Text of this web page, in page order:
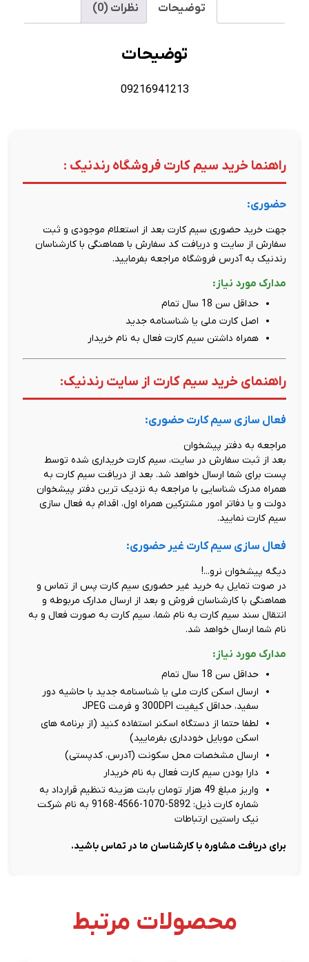
توضیحات نظرات (0)
توضیحات
09216941213
راهنما خرید سیم کارت فروشگاه رندنیک :
حضوری:
جهت خرید حضوری سیم کارت بعد از استعلام موجودی و ثبت
سفارش از سایت و دریافت کد سفارش با هماهنگی با کارشناسان
رندنیک به آدرس فروشگاه مراجعه بفرمایید.
مدارک مورد نیاز:
حداقل سن 18 سال تمام
اصل کارت ملی یا شناسنامه جدید
همراه داشتن سیم کارت فعال به نام خریدار
راهنمای خرید سیم کارت از سایت رندنیک:
فعال سازی سیم کارت حضوری:
مراجعه به دفتر پیشخوان
بعد از ثبت سفارش در سایت، سیم کارت خریداری شده توسط
پست برای شما ارسال خواهد شد. بعد از دریافت سیم کارت به
همراه مدرک شناسایی با مراجعه به نزدیک ترین دفتر پیشخوان
دولت و یا دفاتر امور مشترکین همراه اول، اقدام به فعال سازی
سیم کارت نمایید.
فعال سازی سیم کارت غیر حضوری:
دیگه پیشخوان نرو...!
در صوت تمایل به خرید غیر حضوری سیم کارت پس از تماس و
هماهنگی با کارشناسان فروش و بعد از ارسال مدارک مربوطه و
انتقال سند سیم کارت به نام شما، سیم کارت به صورت فعال و به
نام شما ارسال خواهد شد.
مدارک مورد نیاز:
حداقل سن 18 سال تمام
ارسال اسکن کارت ملی یا شناسنامه جدید با حاشیه دور
سفید، حداقل کیفیت 300DPI و فرمت JPEG
لطفا حتما از دستگاه اسکنر استفاده کنید (از برنامه های
اسکن موبایل خودداری بفرمایید)
ارسال مشخصات محل سکونت (آدرس، کدپستی)
دارا بودن سیم کارت فعال به نام خریدار
واریز مبلغ 49 هزار تومان بابت هزینه تنظیم قرارداد به
شماره کارت ذیل: 5892-1070-4566-9168 به نام شرکت
نیک راستین ارتباطات
برای دریافت مشاوره با کارشناسان ما در تماس باشید.
محصولات مرتبط